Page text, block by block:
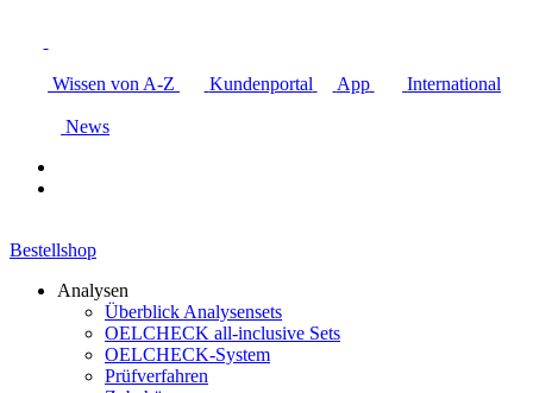
Wissen von A-Z Kundenportal App International
News
Bestellshop
Analysen
Überblick Analysensets
OELCHECK all-inclusive Sets
OELCHECK-System
Prüfverfahren